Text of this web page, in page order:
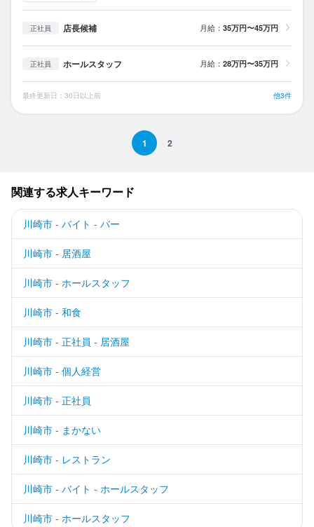
正社員 店長候補 月給： 35万円〜45万円
正社員 ホールスタッフ 月給： 28万円〜35万円
最終更新日：30日以上前 他3件
1 2
関連する求人キーワード
川崎市 - バイト - バー
川崎市 - 居酒屋
川崎市 - ホールスタッフ
川崎市 - 和食
川崎市 - 正社員 - 居酒屋
川崎市 - 個人経営
川崎市 - 正社員
川崎市 - まかない
川崎市 - レストラン
川崎市 - バイト - ホールスタッフ
川崎市 - ホールスタッフ